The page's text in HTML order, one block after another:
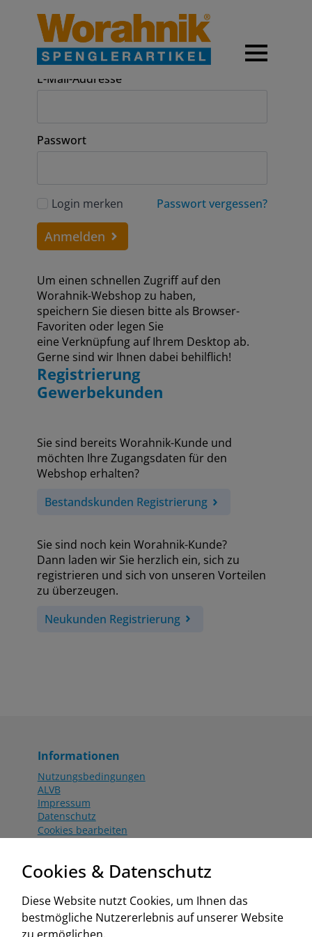
Anmeldung
E-Mail-Addresse
Passwort
Login merken Passwort vergessen?
Anmelden
Um einen schnellen Zugriff auf den
Worahnik-Webshop zu haben,
speichern Sie diesen bitte als Browser-
Favoriten oder legen Sie
eine Verknüpfung auf Ihrem Desktop ab.
Gerne sind wir Ihnen dabei behilflich!
Registrierung
Gewerbekunden
Sie sind bereits Worahnik-Kunde und
möchten Ihre Zugangsdaten für den
Webshop erhalten?
Bestandskunden Registrierung
Sie sind noch kein Worahnik-Kunde?
Dann laden wir Sie herzlich ein, sich zu
registrieren und sich von unseren Vorteilen
zu überzeugen.
Neukunden Registrierung
Informationen
Nutzungsbedingungen
ALVB
Impressum
Datenschutz
Cookies bearbeiten
Aktionsbedingungen
www.worahnik.at
Zentrale Köttlach
Cookies & Datenschutz
Diese Website nutzt Cookies, um Ihnen das
bestmögliche Nutzererlebnis auf unserer Website